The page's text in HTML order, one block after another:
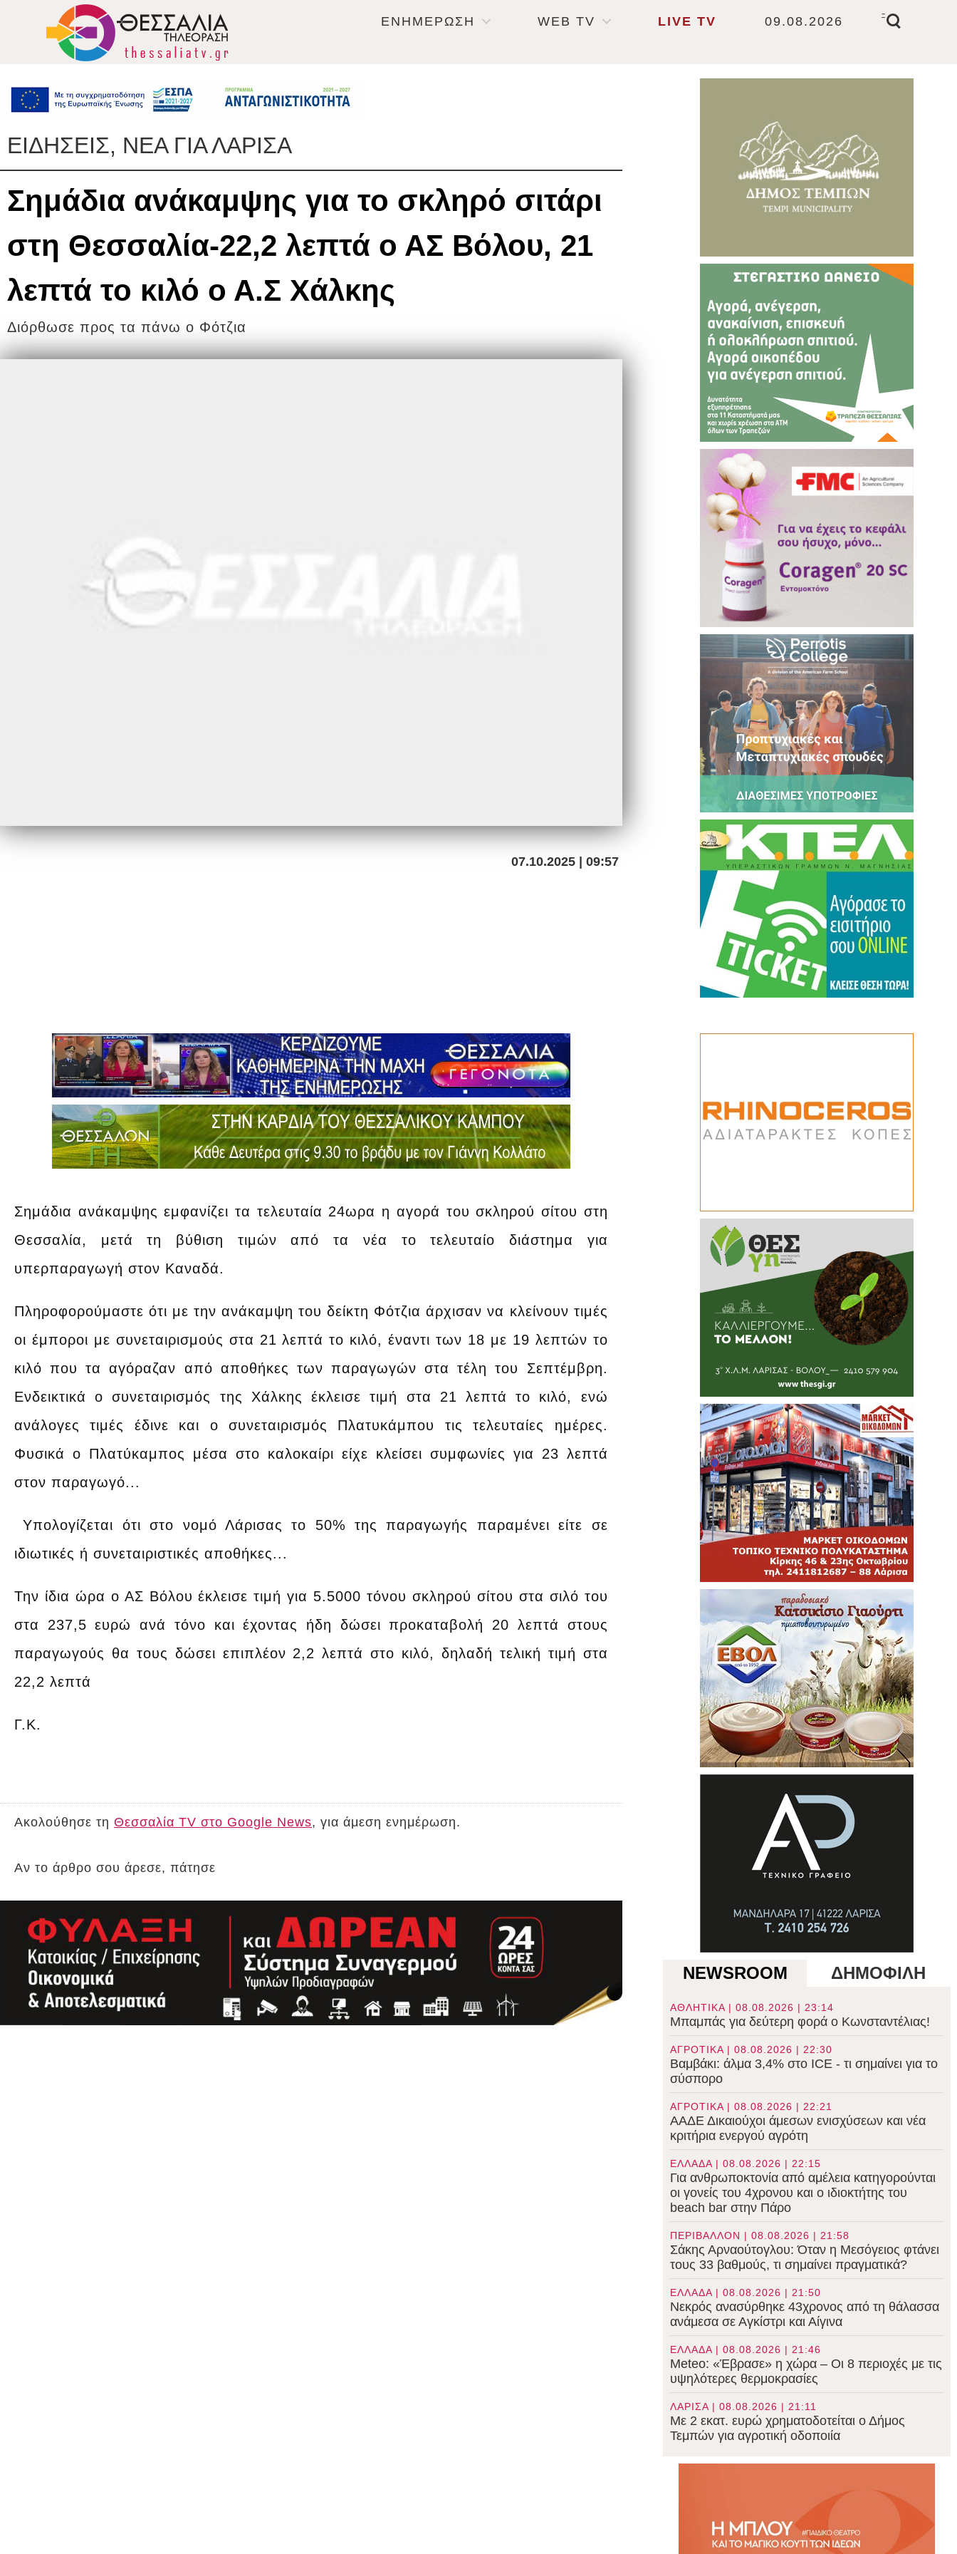
ΕΝΗΜΕΡΩΣΗ WEB TV LIVE TV 09.08.2026
-
ΕΙΔΗΣΕΙΣ, ΝΕΑ ΓΙΑ ΛΑΡΙΣΑ
Σημάδια ανάκαμψης για το σκληρό σιτάρι
στη Θεσσαλία-22,2 λεπτά ο ΑΣ Βόλου, 21
λεπτά το κιλό ο Α.Σ Χάλκης
Διόρθωσε προς τα πάνω ο Φότζια
07.10.2025 | 09:57
Σημάδια ανάκαμψης εμφανίζει τα τελευταία 24ωρα η αγορά του σκληρού σίτου στη
Θεσσαλία, μετά τη βύθιση τιμών από τα νέα το τελευταίο διάστημα για
υπερπαραγωγή στον Καναδά.
Πληροφορούμαστε ότι με την ανάκαμψη του δείκτη Φότζια άρχισαν να κλείνουν τιμές
οι έμποροι με συνεταιρισμούς στα 21 λεπτά το κιλό, έναντι των 18 με 19 λεπτών το
κιλό που τα αγόραζαν από αποθήκες των παραγωγών στα τέλη του Σεπτέμβρη.
Ενδεικτικά ο συνεταιρισμός της Χάλκης έκλεισε τιμή στα 21 λεπτά το κιλό, ενώ
ανάλογες τιμές έδινε και ο συνεταιρισμός Πλατυκάμπου τις τελευταίες ημέρες.
Φυσικά ο Πλατύκαμπος μέσα στο καλοκαίρι είχε κλείσει συμφωνίες για 23 λεπτά
στον παραγωγό...
Υπολογίζεται ότι στο νομό Λάρισας το 50% της παραγωγής παραμένει είτε σε
ιδιωτικές ή συνεταιριστικές αποθήκες...
Την ίδια ώρα ο ΑΣ Βόλου έκλεισε τιμή για 5.5000 τόνου σκληρού σίτου στα σιλό του
στα 237,5 ευρώ ανά τόνο και έχοντας ήδη δώσει προκαταβολή 20 λεπτά στους
παραγωγούς θα τους δώσει επιπλέον 2,2 λεπτά στο κιλό, δηλαδή τελική τιμή στα
22,2 λεπτά
Γ.Κ.
Ακολούθησε τη Θεσσαλία TV στο Google News, για άμεση ενημέρωση.
Αν το άρθρο σου άρεσε, πάτησε
NEWSROOM ΔΗΜΟΦΙΛΗ
ΑΘΛΗΤΙΚΑ | 08.08.2026 | 23:14
Μπαμπάς για δεύτερη φορά ο Κωνσταντέλιας!
ΑΓΡΟΤΙΚΑ | 08.08.2026 | 22:30
Βαμβάκι: άλμα 3,4% στο ICE - τι σημαίνει για το
σύσπορο
ΑΓΡΟΤΙΚΑ | 08.08.2026 | 22:21
ΑΑΔΕ Δικαιούχοι άμεσων ενισχύσεων και νέα
κριτήρια ενεργού αγρότη
ΕΛΛΑΔΑ | 08.08.2026 | 22:15
Για ανθρωποκτονία από αμέλεια κατηγορούνται
οι γονείς του 4χρονου και ο ιδιοκτήτης του
beach bar στην Πάρο
ΠΕΡΙΒΑΛΛΟΝ | 08.08.2026 | 21:58
Σάκης Αρναούτογλου: Όταν η Μεσόγειος φτάνει
τους 33 βαθμούς, τι σημαίνει πραγματικά?
ΕΛΛΑΔΑ | 08.08.2026 | 21:50
Νεκρός ανασύρθηκε 43χρονος από τη θάλασσα
ανάμεσα σε Αγκίστρι και Αίγινα
ΕΛΛΑΔΑ | 08.08.2026 | 21:46
Meteo: «Έβρασε» η χώρα – Οι 8 περιοχές με τις
υψηλότερες θερμοκρασίες
ΛΑΡΙΣΑ | 08.08.2026 | 21:11
Με 2 εκατ. ευρώ χρηματοδοτείται ο Δήμος
Τεμπών για αγροτική οδοποιία